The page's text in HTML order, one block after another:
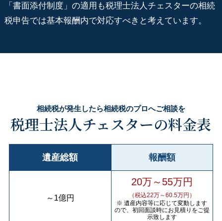
「書面添付制度」の適用も税理士法人チェスターの相続
税申告では基本報酬内で対応すべきと考えています。
相続税が発生したら相続税のプロへご相談を
税理士法人チェスターの料金表
遺産総額 報酬額
～ 1億円
20万～55万円
（税込22万～60.5万円）
※ 遺産内容等に応じて変動します
ので、初回面談時にお見積りをご提
示致します